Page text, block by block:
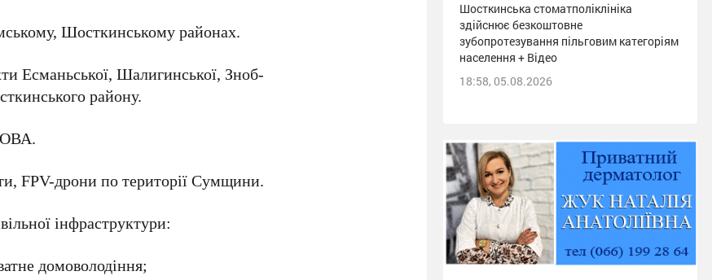
Шосткинському районах.
Есманьської, Шалигинської, Зноб-
району.
ОВА.
FPV-дрони по території Сумщини.
інфраструктури:
домоволодіння;
Шосткинська стоматполіклініка
здійснює безкоштовне
зубопротезування пільговим категоріям
населення + Відео
18:58, 05.08.2026